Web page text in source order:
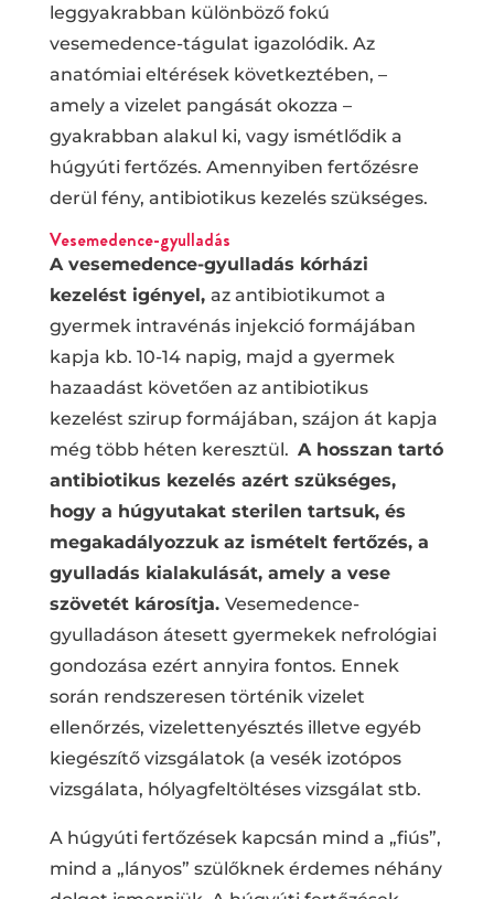
leggyakrabban különböző fokú
vesemedence-tágulat igazolódik. Az
anatómiai eltérések következtében, –
amely a vizelet pangását okozza –
gyakrabban alakul ki, vagy ismétlődik a
húgyúti fertőzés. Amennyiben fertőzésre
derül fény, antibiotikus kezelés szükséges.
Vesemedence-gyulladás
A vesemedence-gyulladás kórházi
kezelést igényel, az antibiotikumot a
gyermek intravénás injekció formájában
kapja kb. 10-14 napig, majd a gyermek
hazaadást követően az antibiotikus
kezelést szirup formájában, szájon át kapja
még több héten keresztül. A hosszan tartó
antibiotikus kezelés azért szükséges,
hogy a húgyutakat sterilen tartsuk, és
megakadályozzuk az ismételt fertőzés, a
gyulladás kialakulását, amely a vese
szövetét károsítja. Vesemedence-
gyulladáson átesett gyermekek nefrológiai
gondozása ezért annyira fontos. Ennek
során rendszeresen történik vizelet
ellenőrzés, vizelettenyésztés illetve egyéb
kiegészítő vizsgálatok (a vesék izotópos
vizsgálata, hólyagfeltöltéses vizsgálat stb.
A húgyúti fertőzések kapcsán mind a „fiús”,
mind a „lányos” szülőknek érdemes néhány